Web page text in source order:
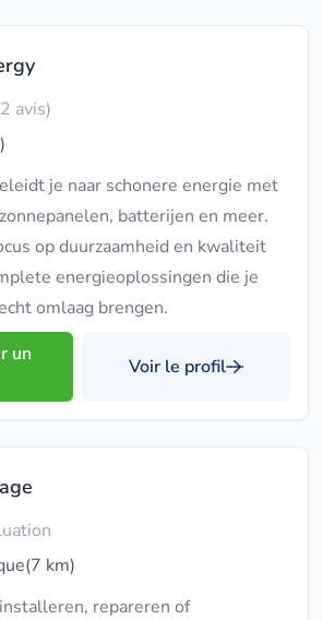
avis)
je naar schonere energie met
batterijen en meer.
op duurzaamheid en kwaliteit
energieoplossingen die je
omlaag brengen.
un
Voir le profil
(7 km)
repareren of